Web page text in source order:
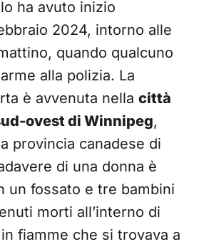
ha avuto inizio
2024, intorno alle
quando qualcuno
alla polizia. La
è avvenuta nella città
ovest di Winnipeg,
provincia canadese di
di una donna è
un fossato e tre bambini
morti all’interno di
fiamme che si trovava a